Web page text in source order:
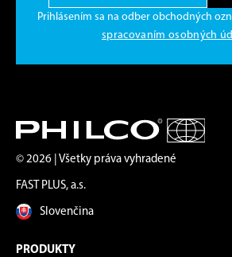
Prihlásením sa na odber obchodných
spracovaním osobných
© 2026 | Všetky práva vyhradené
FAST PLUS, a.s.
Slovenčina
PRODUKTY